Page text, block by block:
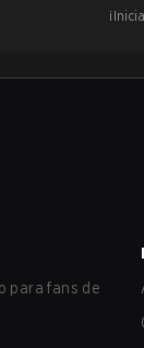
para fans de